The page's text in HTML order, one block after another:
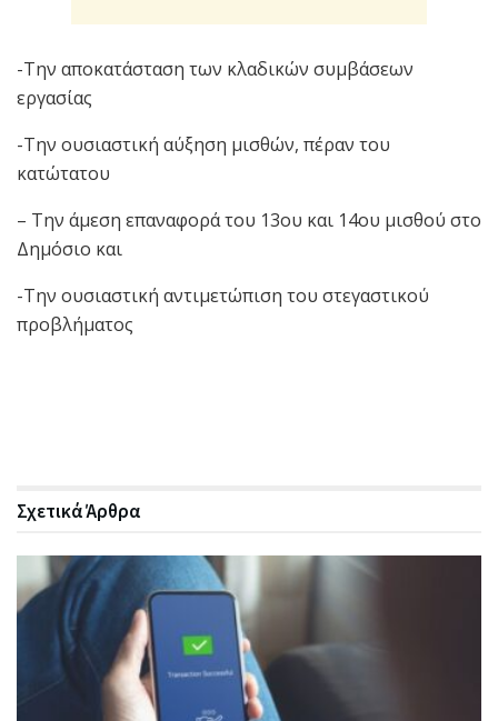
-Την αποκατάσταση των κλαδικών συμβάσεων
εργασίας
-Την ουσιαστική αύξηση μισθών, πέραν του
κατώτατου
– Την άμεση επαναφορά του 13ου και 14ου μισθού στο
Δημόσιο και
-Την ουσιαστική αντιμετώπιση του στεγαστικού
προβλήματος
ΣχετικάΆρθρα